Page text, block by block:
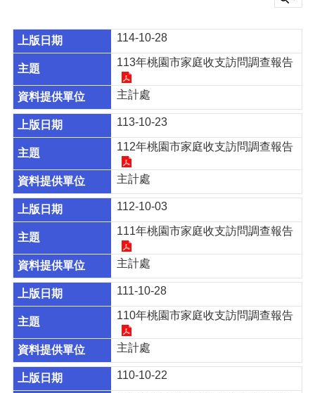
階
搜
尋
息
公
告
認
識
主
計
處
機
關
通
訊
錄
業
務
114-10-28
113年桃園市家庭收支訪問調查報告
主計處
113-10-23
112年桃園市家庭收支訪問調查報告
主計處
112-10-03
111年桃園市家庭收支訪問調查報告
主計處
111-10-28
110年桃園市家庭收支訪問調查報告
主計處
110-10-22